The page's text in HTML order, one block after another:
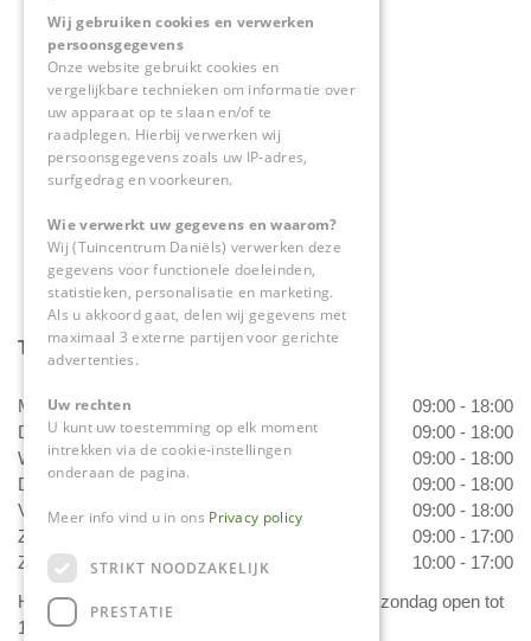
Tuincentrum Daniëls
Herkenbosserweg 4
6063 NL Vlodrop
0475-534298
info@tuincentrumdaniels.nl
Tuincentrum Daniëls
Maandag
09:00 - 18:00
Dinsdag
09:00 - 18:00
Woensdag
09:00 - 18:00
Donderdag
09:00 - 18:00
Vrijdag
09:00 - 18:00
Zaterdag
09:00 - 17:00
Zondag
10:00 - 17:00
Het 'Bloemetje van Daniëls' is van dinsdag t/m zondag open tot
17.00 uur!
Wij gebruiken cookies en verwerken
persoonsgegevens
Onze website gebruikt cookies en
vergelijkbare technieken om informatie over
uw apparaat op te slaan en/of te
raadplegen. Hierbij verwerken wij
persoonsgegevens zoals uw IP-adres,
surfgedrag en voorkeuren.
Wie verwerkt uw gegevens en waarom?
Wij (Tuincentrum Daniëls) verwerken deze
gegevens voor functionele doeleinden,
statistieken, personalisatie en marketing.
Als u akkoord gaat, delen wij gegevens met
maximaal 3 externe partijen voor gerichte
advertenties.
Uw rechten
U kunt uw toestemming op elk moment
intrekken via de cookie-instellingen
onderaan de pagina.
Meer info vind u in ons Privacy policy
STRIKT NOODZAKELIJK
PRESTATIE